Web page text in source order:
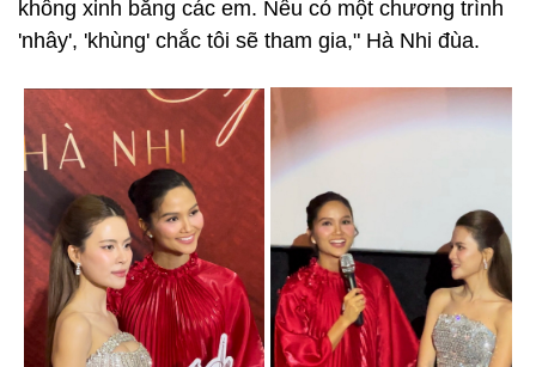
không xinh bằng các em. Nếu có một chương trình
'nhây', 'khùng' chắc tôi sẽ tham gia," Hà Nhi đùa.